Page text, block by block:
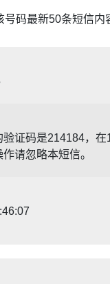
码最新50条短信内
验证码是214184，
请忽略本短信。